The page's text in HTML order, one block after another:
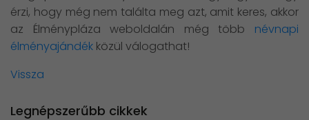
érzi, hogy még nem találta meg azt, amit keres, akkor
az Élménypláza weboldalán még több névnapi
élményajándék közül válogathat!
Vissza
Legnépszerűbb cikkek